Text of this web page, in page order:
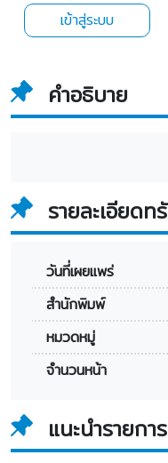
เข้าสู่ระบบ
คำอธิบาย
รายละเอียด
วันที่เผยแพร่
สำนักพิมพ์
หมวดหมู่
จำนวนหน้า
แนะนำรายก